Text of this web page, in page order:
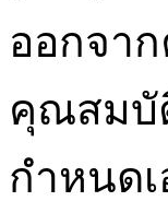
ออกจา
คุณสมบั
กำหนด